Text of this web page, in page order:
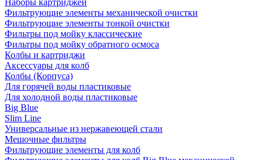
Фильтрующие элементы механической очистки
Фильтрующие элементы тонкой очистки
Фильтры под мойку классические
Фильтры под мойку обратного осмоса
Колбы и картриджи
Аксессуары для колб
Колбы (Корпуса)
Для горячей воды пластиковые
Для холодной воды пластиковые
Big Blue
Slim Line
Универсальные из нержавеющей стали
Мешочные фильтры
Фильтрующие элементы для колб